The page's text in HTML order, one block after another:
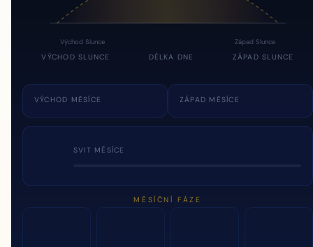
Východ Slunce Západ Slunce
VÝCHOD SLUNCE DÉLKA DNE ZÁPAD SLUNCE
VÝCHOD MĚSÍCE ZÁPAD MĚSÍCE
SVIT MĚSÍCE
MĚSÍČNÍ FÁZE